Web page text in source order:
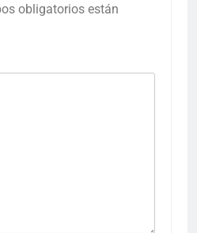
obligatorios están